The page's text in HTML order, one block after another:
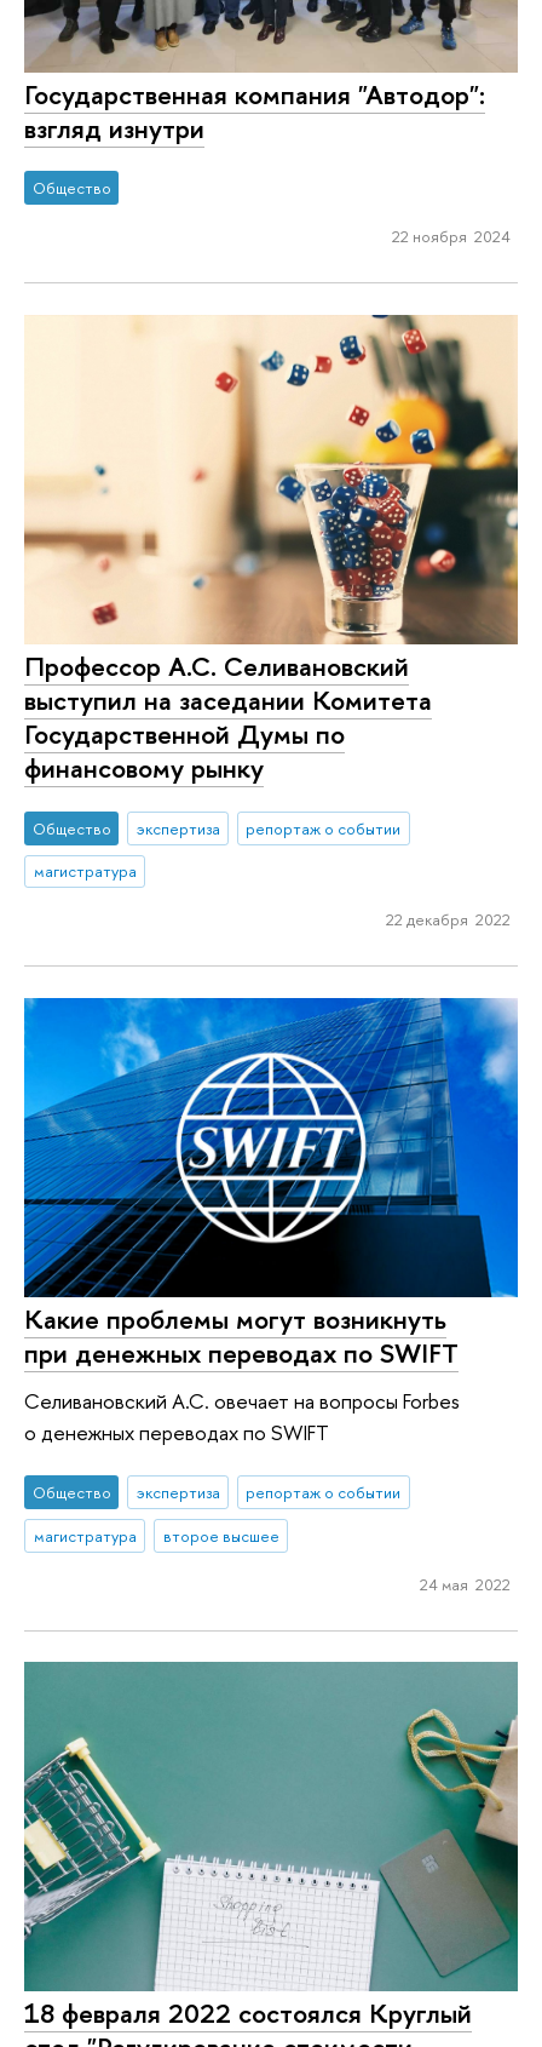
Государственная компания "Автодор":
взгляд изнутри
Общество
22 ноября 2024
Профессор А.С. Селивановский
выступил на заседании Комитета
Государственной Думы по
финансовому рынку
Общество экспертиза
репортаж о событии
магистратура
22 декабря 2022
Какие проблемы могут возникнуть
при денежных переводах по SWIFT
Селивановский А.С. овечает на вопросы Forbes
о денежных переводах по SWIFT
Общество экспертиза
репортаж о событии
магистратура
второе высшее
24 мая 2022
18 февраля 2022 состоялся Круглый